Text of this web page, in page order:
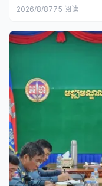
2026/8/8775 阅读